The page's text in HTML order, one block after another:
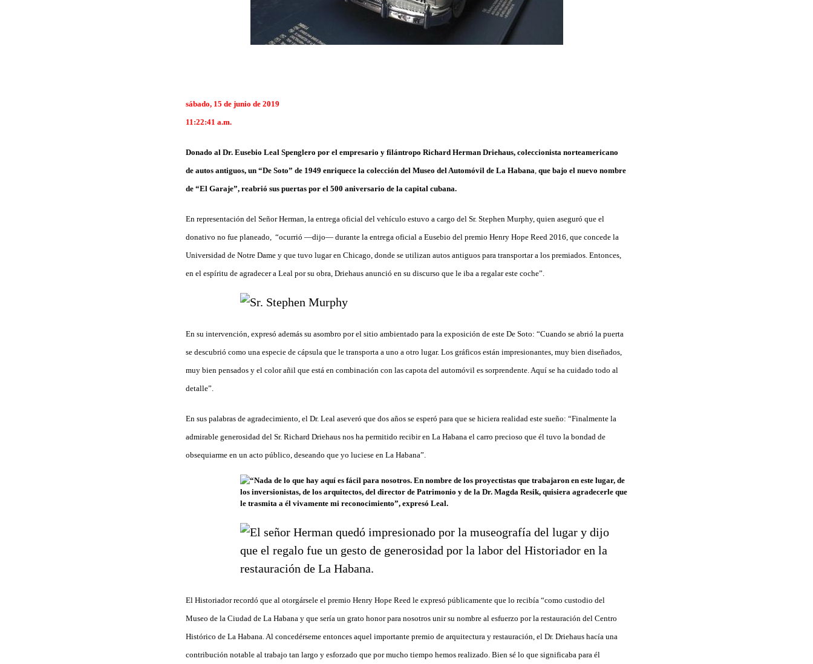
sábado, 15 de junio de 2019
11:22:41 a.m.
Donado al Dr. Eusebio Leal Spenglero por el empresario y filántropo Richard Herman Driehaus, coleccionista norteamericano
de autos antiguos, un “De Soto” de 1949 enriquece la colección del Museo del Automóvil de La Habana que bajo el nuevo nombre
de “El Garaje”, reabrió sus puertas por el 500 aniversario de la capital cubana.
En representación del Señor Herman, la entrega oficial del vehículo estuvo a cargo del Sr. Stephen Murphy, quien aseguró que el
donativo no fue planeado, “ocurrió —dijo— durante la entrega oficial a Eusebio del premio Henry Hope Reed 2016, que concede la
Universidad de Notre Dame y que tuvo lugar en Chicago, donde se utilizan autos antiguos para transportar a los premiados. Entonces,
en el espíritu de agradecer a Leal por su obra, Driehaus anunció en su discurso que le iba a regalar este coche”.
En su intervención, expresó además su asombro por el sitio ambientado para la exposición de este De Soto: “Cuando se abrió la puerta
se descubrió como una especie de cápsula que le transporta a uno a otro lugar. Los gráficos están impresionantes, muy bien diseñados,
muy bien pensados y el color añil que está en combinación con las capota del automóvil es sorprendente. Aquí se ha cuidado todo al
detalle”.
En sus palabras de agradecimiento, el Dr. Leal aseveró que dos años se esperó para que se hiciera realidad este sueño: “Finalmente la
admirable generosidad del Sr. Richard Driehaus nos ha permitido recibir en La Habana el carro precioso que él tuvo la bondad de
obsequiarme en un acto público, deseando que yo luciese en La Habana”.
El Historiador recordó que al otorgársele el premio Henry Hope Reed le expresó públicamente que lo recibía “como custodio del
Museo de la Ciudad de La Habana y que sería un grato honor para nosotros unir su nombre al esfuerzo por la restauración del Centro
Histórico de La Habana. Al concedérseme entonces aquel importante premio de arquitectura y restauración, el Dr. Driehaus hacía una
contribución notable al trabajo tan largo y esforzado que por mucho tiempo hemos realizado. Bien sé lo que significaba para él